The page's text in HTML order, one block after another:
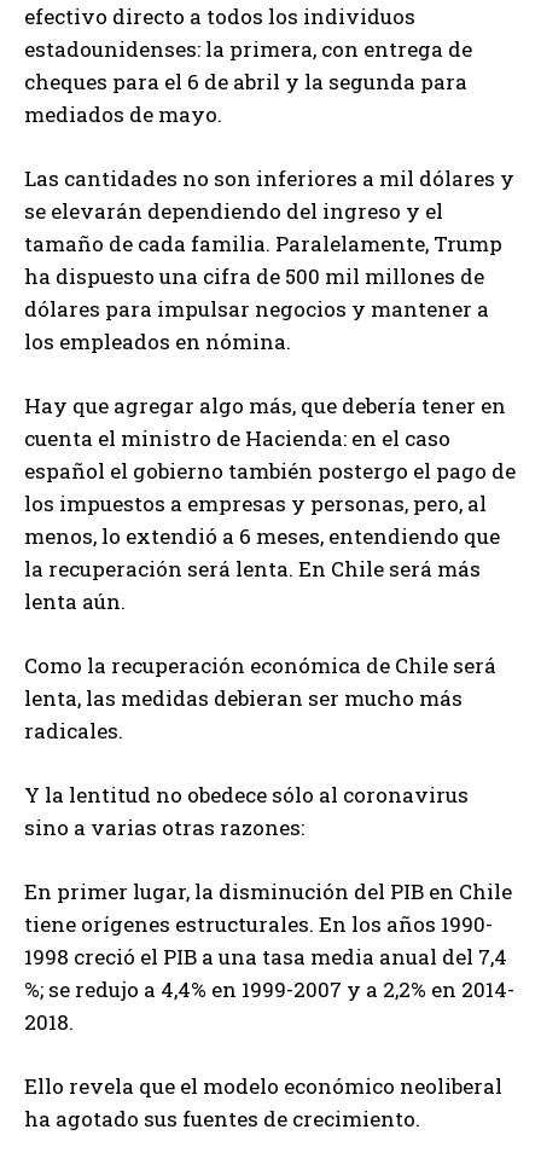
efectivo directo a todos los individuos
estadounidenses: la primera, con entrega de
cheques para el 6 de abril y la segunda para
mediados de mayo.
Las cantidades no son inferiores a mil dólares y
se elevarán dependiendo del ingreso y el
tamaño de cada familia. Paralelamente, Trump
ha dispuesto una cifra de 500 mil millones de
dólares para impulsar negocios y mantener a
los empleados en nómina.
Hay que agregar algo más, que debería tener en
cuenta el ministro de Hacienda: en el caso
español el gobierno también postergo el pago de
los impuestos a empresas y personas, pero, al
menos, lo extendió a 6 meses, entendiendo que
la recuperación será lenta. En Chile será más
lenta aún.
Como la recuperación económica de Chile será
lenta, las medidas debieran ser mucho más
radicales.
Y la lentitud no obedece sólo al coronavirus
sino a varias otras razones:
En primer lugar, la disminución del PIB en Chile
tiene orígenes estructurales. En los años 1990-
1998 creció el PIB a una tasa media anual del 7,4
%; se redujo a 4,4% en 1999-2007 y a 2,2% en 2014-
2018.
Ello revela que el modelo económico neoliberal
ha agotado sus fuentes de crecimiento.